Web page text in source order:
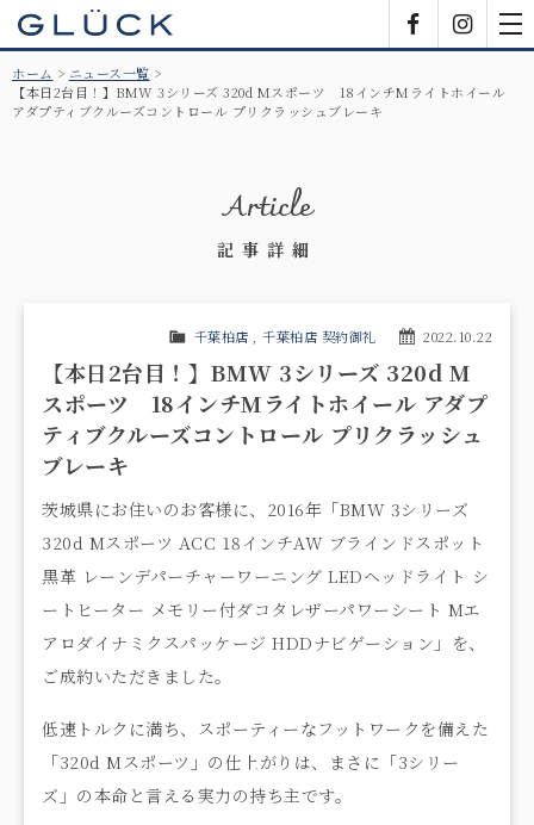
ホーム
ニュース一覧
【本日2台目！】BMW 3シリーズ 320d Mスポーツ 18インチMライトホイール
アダプティブクルーズコントロール プリクラッシュブレーキ
Article
記事詳細
2022.10.22
千葉柏店 千葉柏店 契約御礼
【本日2台目！】BMW 3シリーズ 320d M
スポーツ 18インチMライトホイール アダプ
ティブクルーズコントロール プリクラッシュ
ブレーキ
茨城県にお住いのお客様に、2016年「BMW 3シリーズ
320d Mスポーツ ACC 18インチAW ブラインドスポット
黒革 レーンデパーチャーワーニング LEDヘッドライト シ
ートヒーター メモリー付ダコタレザーパワーシート Mエ
アロダイナミクスパッケージ HDDナビゲーション」を、
ご成約いただきました。
低速トルクに満ち、スポーティーなフットワークを備えた
「320d Mスポーツ」の仕上がりは、まさに「3シリー
ズ」の本命と言える実力の持ち主です。